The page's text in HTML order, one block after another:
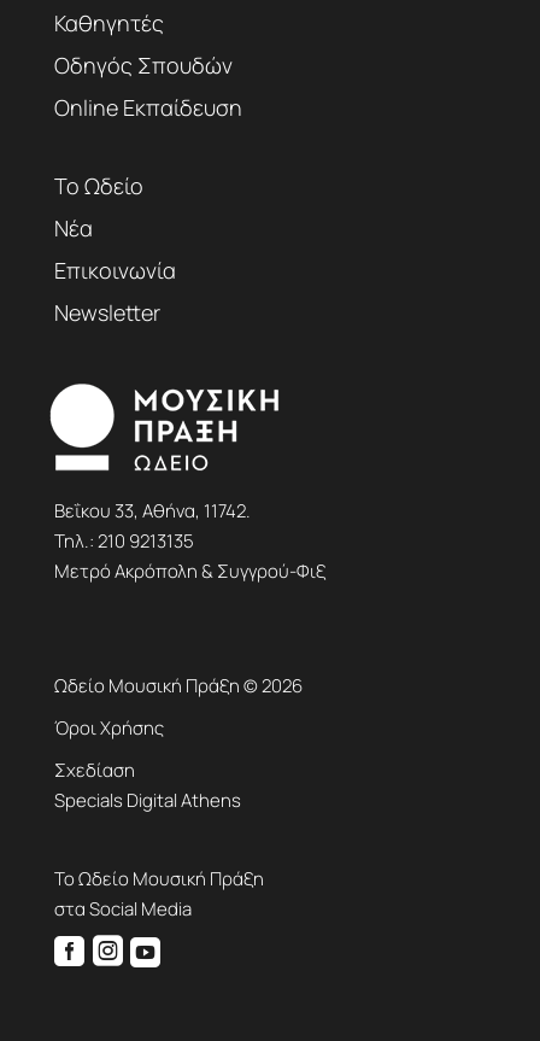
Καθηγητές
Οδηγός Σπουδών
Online Εκπαίδευση
Το Ωδείο
Νέα
Επικοινωνία
Newsletter
Βεΐκου 33, Αθήνα, 11742.
Τηλ.:210 9213135
Μετρό Ακρόπολη & Συγγρού-Φιξ
Ωδείο Μουσική Πράξη © 2026
Όροι Χρήσης
Σχεδίαση
Specials Digital Athens
Το Ωδείο Μουσική Πράξη
στα Social Media
  